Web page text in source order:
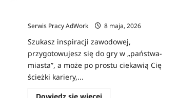
Serwis Pracy AdWork
8 maja, 2026
Szukasz inspiracji zawodowej,
przygotowujesz się do gry w „państwa-
miasta”, a może po prostu ciekawią Cię
ścieżki kariery,...
Dowiedz